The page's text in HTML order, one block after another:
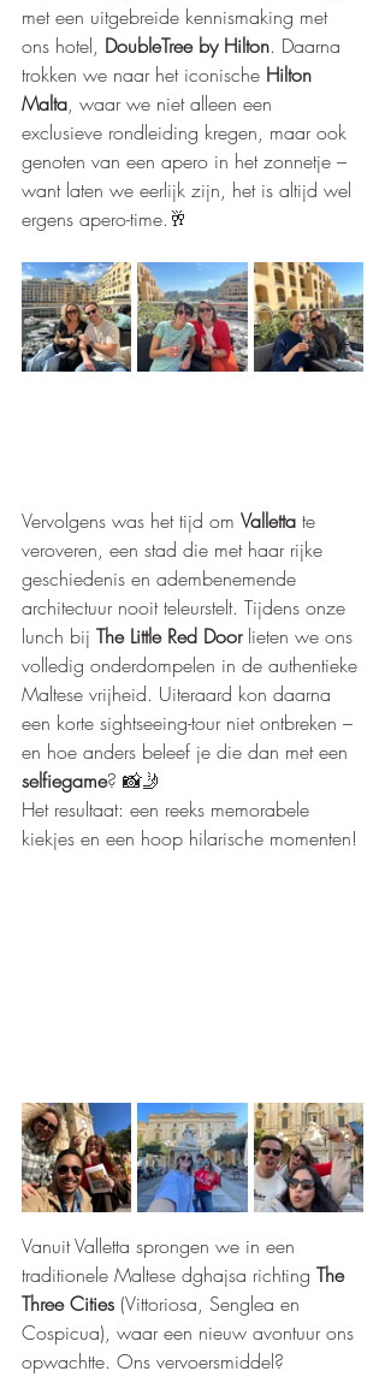
met een uitgebreide kennismaking met
ons hotel, DoubleTree by Hilton. Daarna
trokken we naar het iconische Hilton
Malta, waar we niet alleen een
exclusieve rondleiding kregen, maar ook
genoten van een apero in het zonnetje –
want laten we eerlijk zijn, het is altijd wel
ergens apero-time. 🥂
Vervolgens was het tijd om Valletta te
veroveren, een stad die met haar rijke
geschiedenis en adembenemende
architectuur nooit teleurstelt. Tijdens onze
lunch bij The Little Red Door lieten we ons
volledig onderdompelen in de authentieke
Maltese vrijheid. Uiteraard kon daarna
een korte sightseeing-tour niet ontbreken –
en hoe anders beleef je die dan met een
selfiegame? 📸🤳
Het resultaat: een reeks memorabele
kiekjes en een hoop hilarische momenten!
Vanuit Valletta sprongen we in een
traditionele Maltese dghajsa richting The
Three Cities (Vittoriosa, Senglea en
Cospicua), waar een nieuw avontuur ons
opwachtte. Ons vervoersmiddel?